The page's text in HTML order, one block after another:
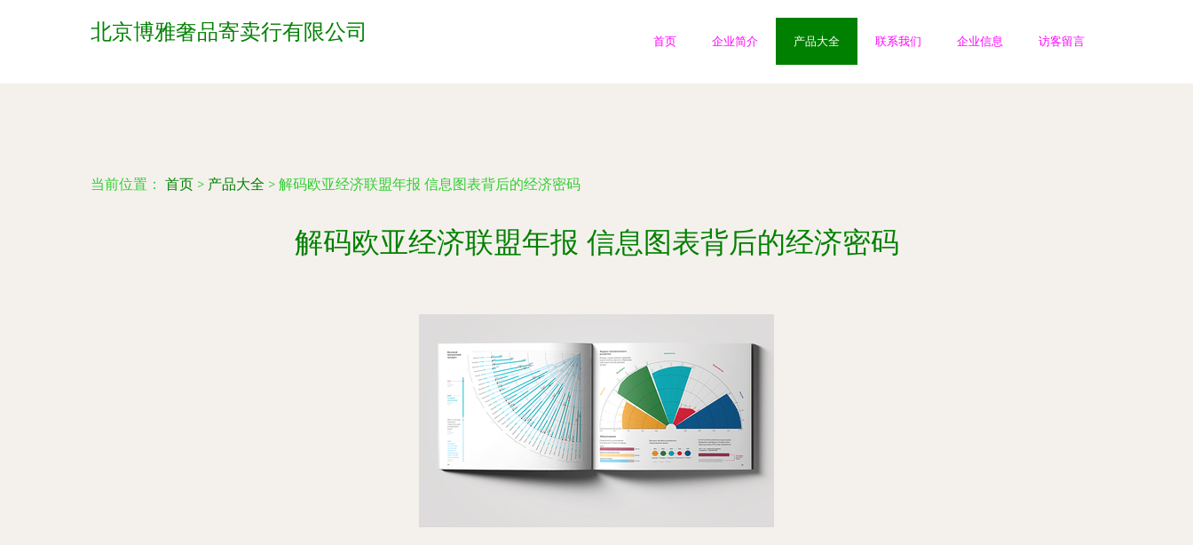
北京博雅奢品寄卖行有限公司 首页 企业简介 产品大全 联系我们 企业信息 访客留言
当前位置： 首页 > 产品大全 > 解码欧亚经济联盟年报 信息图表背后的经济密码
解码欧亚经济联盟年报 信息图表背后的经济密码